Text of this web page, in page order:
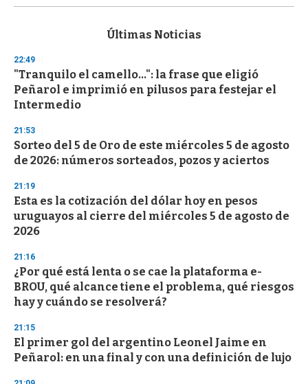
s
d
s
o
f
3
s
e
c
o
d
s
Últimas Noticias
22:49
"Tranquilo el camello...": la frase que eligió
Peñarol e imprimió en pilusos para festejar el
Intermedio
21:53
Sorteo del 5 de Oro de este miércoles 5 de agosto
de 2026: números sorteados, pozos y aciertos
21:19
Esta es la cotización del dólar hoy en pesos
uruguayos al cierre del miércoles 5 de agosto de
2026
21:16
¿Por qué está lenta o se cae la plataforma e-
BROU, qué alcance tiene el problema, qué riesgos
hay y cuándo se resolverá?
21:15
El primer gol del argentino Leonel Jaime en
Peñarol: en una final y con una definición de lujo